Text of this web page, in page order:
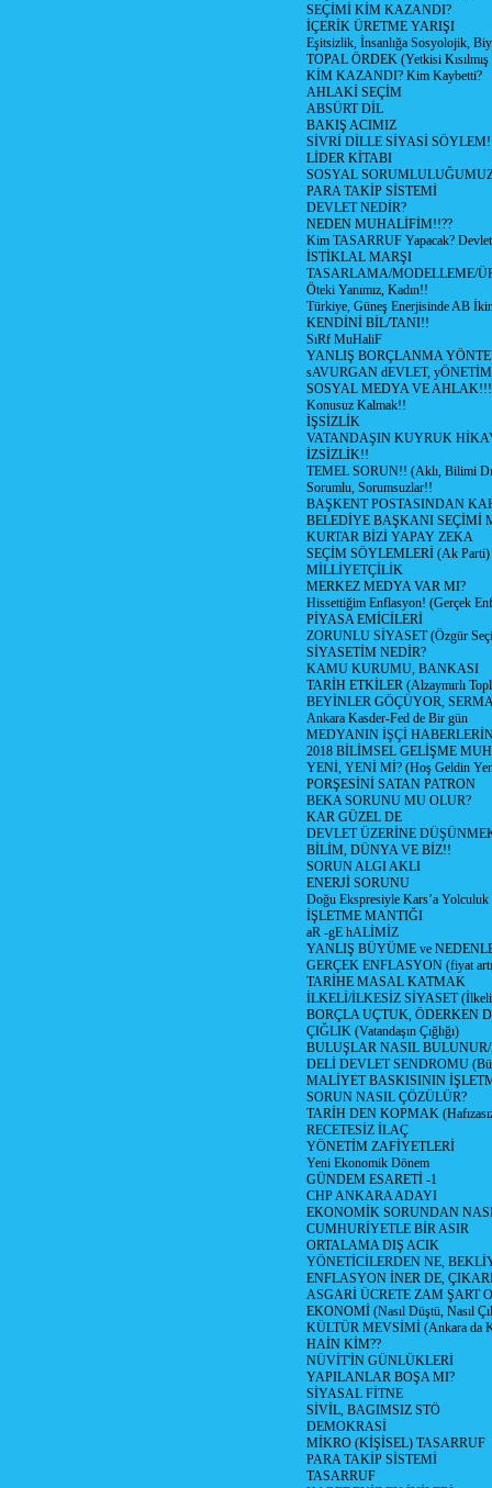
SEÇİMİ KİM KAZANDI?
İÇERİK ÜRETME YARIŞI
Eşitsizlik, İnsanlığa Sosyolojik,
TOPAL ÖRDEK (Yetkisi
KİM KAZANDI? Kim Kaybetti?
AHLAKİ SEÇİM
ABSÜRT DİL
BAKIŞ ACIMIZ
SİVRİ DİLLE SİYASİ
LİDER KİTABI
SOSYAL
PARA TAKİP SİSTEMİ
DEVLET NEDİR?
NEDEN MUHALİFİM!!??
Kim TASARRUF Yapacak? Devlet
İSTİKLAL MARŞI
TASARLAMA/MODELLEME/
Öteki Yanımız, Kadın!!
Türkiye, Güneş Enerjisinde AB
KENDİNİ BİL/TANI!!
SıRf MuHaliF
YANLIŞ BORÇLANMA
sAVURGAN dEVLET,
SOSYAL MEDYA VE AHLAK!!!
Konusuz Kalmak!!
İŞSİZLİK
VATANDAŞIN KUYRUK
İZSİZLİK!!
TEMEL SORUN!! (Aklı, Bilimi
Sorumlu, Sorumsuzlar!!
BAŞKENT POSTASINDAN
BELEDİYE BAŞKANI SEÇİMİ
KURTAR BİZİ YAPAY ZEKA
SEÇİM SÖYLEMLERİ (Ak Parti)
MİLLİYETÇİLİK
MERKEZ MEDYA VAR MI?
Hissettiğim Enflasyon! (Gerçek
PİYASA EMİCİLERİ
ZORUNLU SİYASET (Özgür
SİYASETİM NEDİR?
KAMU KURUMU, BANKASI
TARİH ETKİLER (Alzaymırlı
BEYİNLER GÖÇÜYOR,
Ankara Kasder-Fed de Bir gün
MEDYANIN İŞÇİ
2018 BİLİMSEL GELİŞME
YENİ, YENİ Mİ? (Hoş Geldin
PORŞESİNİ SATAN PATRON
BEKA SORUNU MU OLUR?
KAR GÜZEL DE
DEVLET ÜZERİNE
BİLİM, DÜNYA VE BİZ!!
SORUN ALGI AKLI
ENERJİ SORUNU
Doğu Ekspresiyle Kars’a Yolculuk
İŞLETME MANTIĞI
aR -gE hALİMİZ
YANLIŞ BÜYÜME ve
GERÇEK ENFLASYON (fiyat
TARİHE MASAL KATMAK
İLKELİ/İLKESİZ SİYASET
BORÇLA UÇTUK, ÖDERKEN
ÇIĞLIK (Vatandaşın Çığlığı)
BULUŞLAR NASIL
DELİ DEVLET SENDROMU
MALİYET BASKISININ
SORUN NASIL ÇÖZÜLÜR?
TARİH DEN KOPMAK
RECETESİZ İLAÇ
YÖNETİM ZAFİYETLERİ
Yeni Ekonomik Dönem
GÜNDEM ESARETİ -1
CHP ANKARA ADAYI
EKONOMİK SORUNDAN
CUMHURİYETLE BİR ASIR
ORTALAMA DIŞ ACIK
YÖNETİCİLERDEN NE,
ENFLASYON İNER DE,
ASGARİ ÜCRETE ZAM ŞART
EKONOMİ (Nasıl Düştü, Nasıl
KÜLTÜR MEVSİMİ (Ankara da
HAİN KİM??
NÜVİT'İN GÜNLÜKLERİ
YAPILANLAR BOŞA MI?
SİYASAL FİTNE
SİVİL, BAGIMSIZ STÖ
DEMOKRASİ
MİKRO (KİŞİSEL) TASARRUF
PARA TAKİP SİSTEMİ
TASARRUF